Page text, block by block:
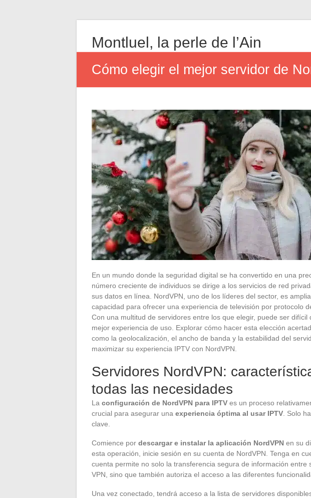
Montluel, la perle de l’Ain
Cómo elegir el mejor servidor de
En un mundo donde la seguridad digital se ha convertido en una
número creciente de individuos se dirige a los servicios de red
sus datos en línea. NordVPN, uno de los líderes del sector, es
capacidad para ofrecer una experiencia de televisión por protocolo
Con una multitud de servidores entre los que elegir, puede ser difícil
mejor experiencia de uso. Explorar cómo hacer esta elección
como la geolocalización, el ancho de banda y la estabilidad del
maximizar su experiencia IPTV con NordVPN.
Servidores NordVPN:
todas las necesidades
La configuración de NordVPN para IPTV es un proceso
crucial para asegurar una experiencia óptima al usar IPTV . Solo
clave.
Comience por descargar e instalar la aplicación NordVPN en su
esta operación, inicie sesión en su cuenta de NordVPN. Tenga en
cuenta permite no solo la transferencia segura de información entre
VPN, sino que también autoriza el acceso a las diferentes
Una vez conectado, tendrá acceso a la lista de servidores